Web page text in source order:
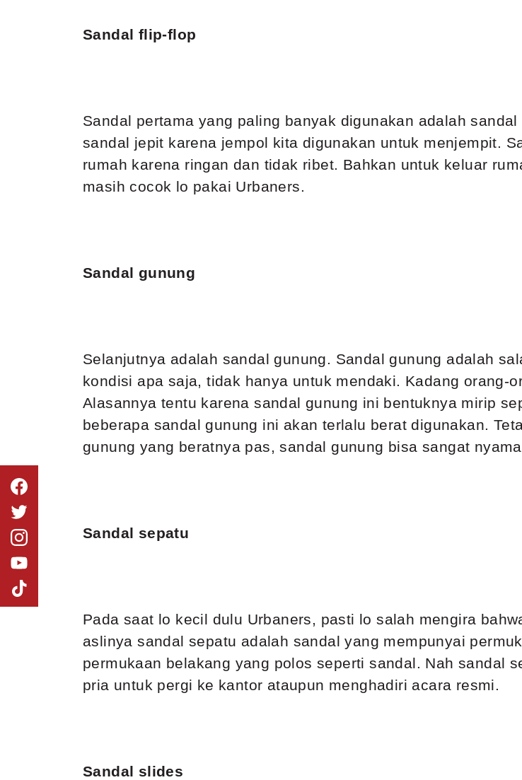
Sandal flip-flop
Sandal pertama yang paling banyak digunakan adalah
sandal jepit karena jempol kita digunakan untuk menjempit.
rumah karena ringan dan tidak ribet. Bahkan untuk keluar
masih cocok lo pakai Urbaners.
Sandal gunung
Selanjutnya adalah sandal gunung. Sandal gunung adalah
kondisi apa saja, tidak hanya untuk mendaki. Kadang orang-
Alasannya tentu karena sandal gunung ini bentuknya mirip
beberapa sandal gunung ini akan terlalu berat digunakan.
gunung yang beratnya pas, sandal gunung bisa sangat
Sandal sepatu
Pada saat lo kecil dulu Urbaners, pasti lo salah mengira
aslinya sandal sepatu adalah sandal yang mempunyai
permukaan belakang yang polos seperti sandal. Nah sandal
pria untuk pergi ke kantor ataupun menghadiri acara resmi.
Sandal slides